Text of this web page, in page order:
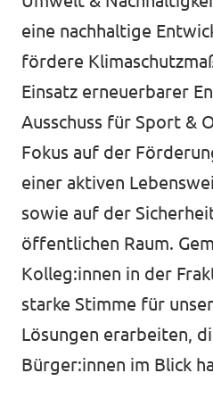
eine nachhaltige
fördere
Einsatz erneuerbarer
Ausschuss für Sport &
Fokus auf der
einer aktiven
sowie auf der
öffentlichen Raum.
Kolleg:innen in der
starke Stimme für
Lösungen erarbeiten,
Bürger:innen im Blick